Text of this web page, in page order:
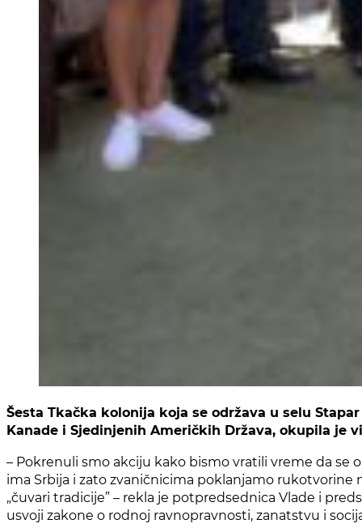
Šesta Tkačka kolonija koja se održava u selu
Kanade i Sjedinjenih Američkih Država, okupila je
– Pokrenuli smo akciju kako bismo vratili vreme da
ima Srbija i zato zvaničnicima poklanjamo
„čuvari tradicije” – rekla je potpredsednica Vlade i
usvoji zakone o rodnoj ravnopravnosti, zanatstvu i